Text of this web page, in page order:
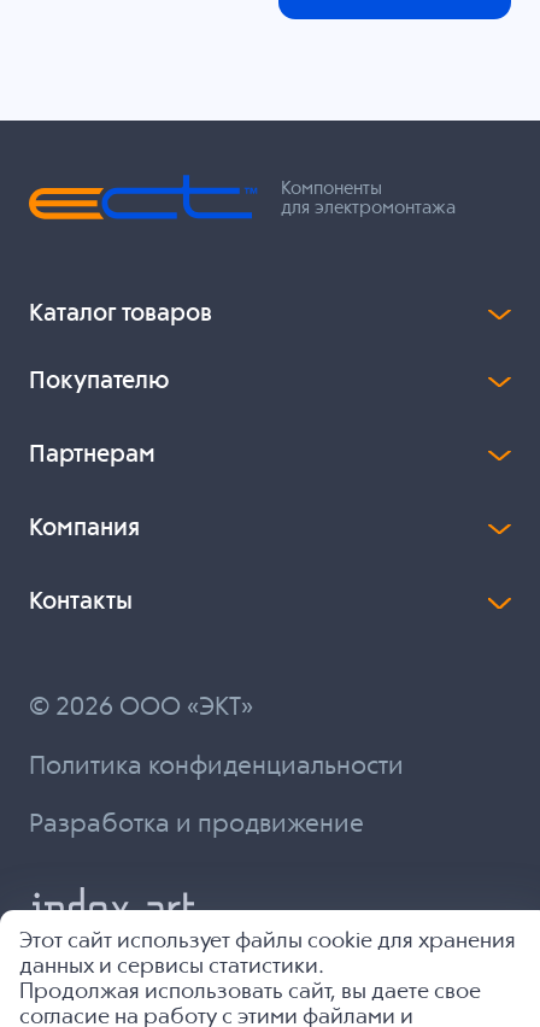
Компоненты
для электромонтажа
Каталог товаров
Покупателю
Партнерам
Компания
Контакты
© 2026 ООО «ЭКТ»
Политика конфиденциальности
Разработка и продвижение
Этот сайт использует файлы cookie для хранения
данных и сервисы статистики.
Продолжая использовать сайт, вы даете свое
согласие на работу с этими файлами и